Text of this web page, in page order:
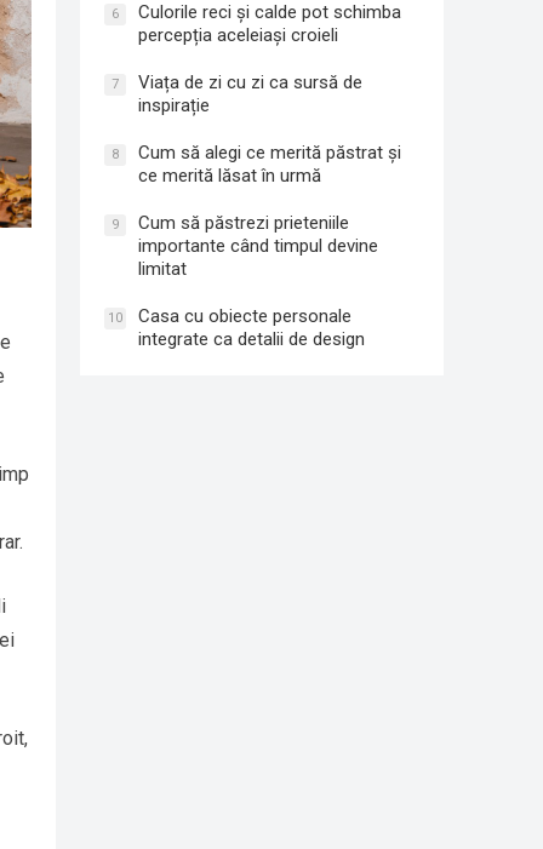
6
Culorile reci și calde pot schimba
percepția aceleiași croieli
7
Viața de zi cu zi ca sursă de
inspirație
8
Cum să alegi ce merită păstrat și
ce merită lăsat în urmă
9
Cum să păstrezi prieteniile
importante când timpul devine
limitat
10
Casa cu obiecte personale
integrate ca detalii de design